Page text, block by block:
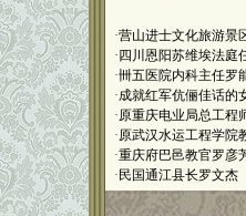
·营山进士文化旅游景
· 四川恩阳苏维埃法庭
·卌五医院内科主任罗
·成就红军伉俪佳话的
·原重庆电业局总工程
·原武汉水运工程学院
·重庆府巴邑教官罗彦
· 民国通江县长罗文杰